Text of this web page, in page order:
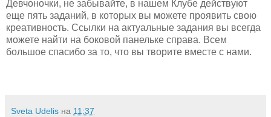
Девчоночки, не забывайте, в нашем Клубе действуют
еще пять заданий, в которых вы можете проявить свою
креативность. Ссылки на актуальные задания вы всегда
можете найти на боковой панельке справа. Всем
большое спасибо за то, что вы творите вместе с нами.
Sveta Udelis на 11:37